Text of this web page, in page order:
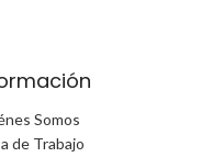
Somos
de Trabajo